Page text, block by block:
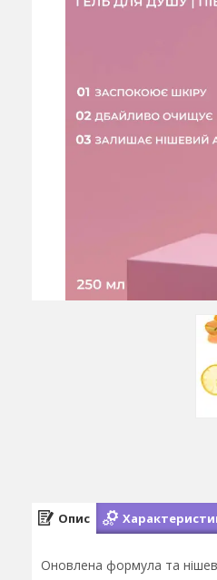
Опис
Оновлена формула та